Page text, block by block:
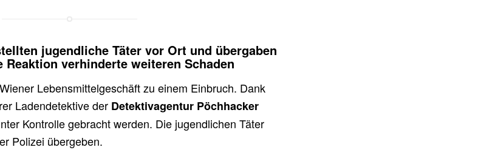
jugendliche Täter vor Ort und übergaben
verhinderte weiteren Schaden
Lebensmittelgeschäft zu einem Einbruch. Dank
Ladendetektive der Detektivagentur Pöchhacker
Kontrolle gebracht werden. Die jugendlichen Täter
Polizei übergeben.